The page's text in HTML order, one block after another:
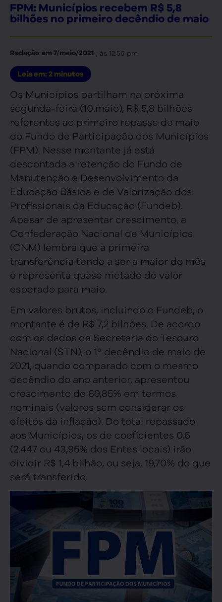
FPM: Municípios recebem R$ 5,8
bilhões no primeiro decêndio de maio
Redação em7/maio/2021 , às 12:56 pm
Leia em: 2 minutos
Os Municípios partilham na próxima
segunda-feira (10.maio), R$ 5,8 bilhões
referentes ao primeiro repasse de maio
do Fundo de Participação dos Municípios
(FPM). Nesse montante já está
descontada a retenção do Fundo de
Manutenção e Desenvolvimento da
Educação Básica e de Valorização dos
Profissionais da Educação (Fundeb).
Apesar de apresentar crescimento, a
Confederação Nacional de Municípios
(CNM) lembra que a primeira
transferência tende a ser a maior do mês
e representa quase metade do valor
esperado para maio.
Em valores brutos, incluindo o Fundeb, o
montante é de R$ 7,2 bilhões. De acordo
com os dados da Secretaria do Tesouro
Nacional (STN), o 1º decêndio de maio de
2021, quando comparado com o mesmo
decêndio do ano anterior, apresentou
crescimento de 69,85% em termos
nominais (valores sem considerar os
efeitos da inflação). Do total repassado
aos Municípios, os de coeficientes 0,6
(2.447 ou 43,95% dos Entes locais) irão
dividir R$ 1,4 bilhão, ou seja, 19,70% do que
será transferido.